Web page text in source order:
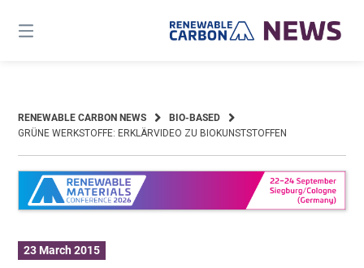
content
RENEWABLE CARBON NEWS
BIO-BASED
GRÜNE WERKSTOFFE: ERKLÄRVIDEO ZU BIOKUNSTSTOFFEN
23 March 2015